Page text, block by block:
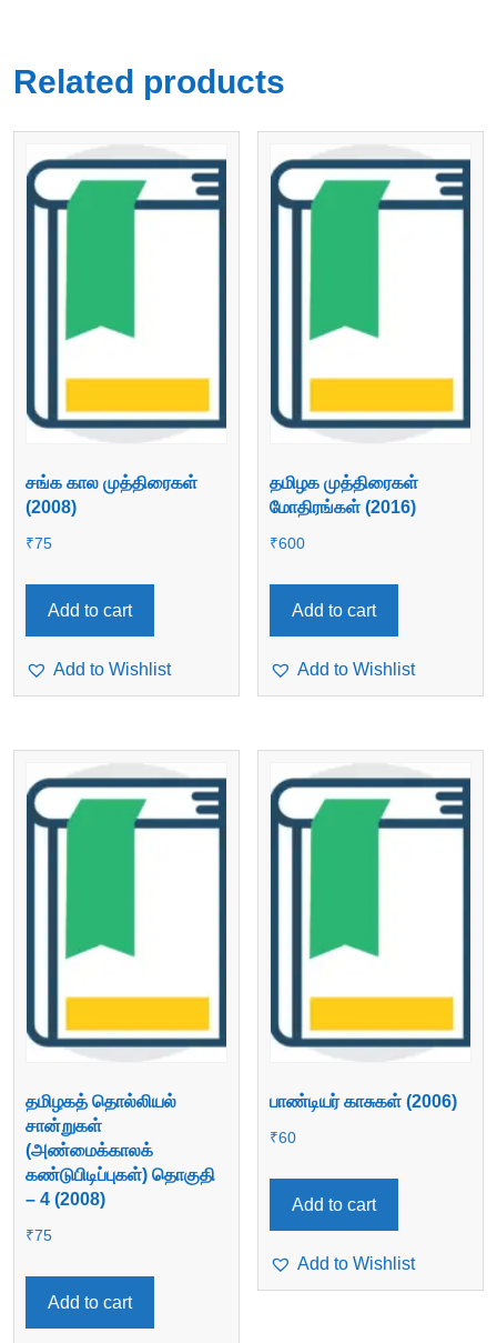
Related products
சங்க கால முத்திரைகள்
(2008)
₹75
Add to cart
Add to Wishlist
தமிழக முத்திரைகள்
மோதிரங்கள் (2016)
₹600
Add to cart
Add to Wishlist
தமிழகத் தொல்லியல்
சான்றுகள்
(அண்மைக்காலக்
கண்டுபிடிப்புகள்) தொகுதி
– 4 (2008)
₹75
Add to cart
பாண்டியர் காசுகள் (2006)
₹60
Add to cart
Add to Wishlist